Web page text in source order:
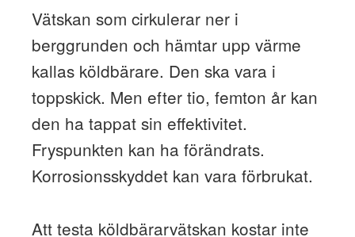
Vätskan som cirkulerar ner i
berggrunden och hämtar upp värme
kallas köldbärare. Den ska vara i
toppskick. Men efter tio, femton år kan
den ha tappat sin effektivitet.
Fryspunkten kan ha förändrats.
Korrosionsskyddet kan vara förbrukat.
Att testa köldbärarvätskan kostar inte